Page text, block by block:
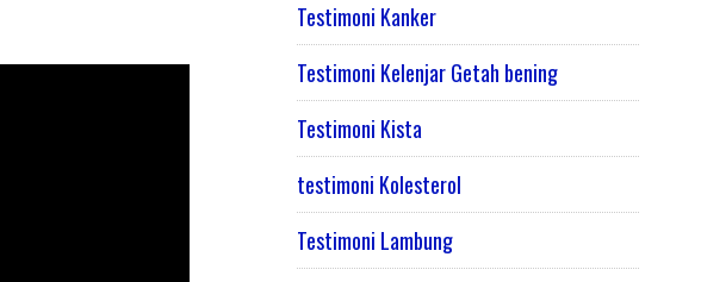
Testimoni Kanker
Testimoni Kelenjar Getah bening
Testimoni Kista
testimoni Kolesterol
Testimoni Lambung